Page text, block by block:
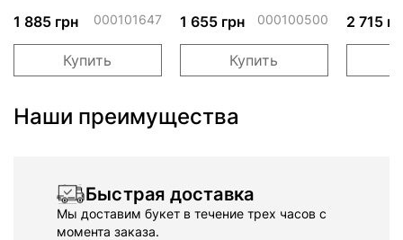
1 885 грн 000101647
Купить
1 655 грн 000100500
Купить
2 715
Наши преимущества
Быстрая доставка
Мы доставим букет в течение трех часов с
момента заказа.